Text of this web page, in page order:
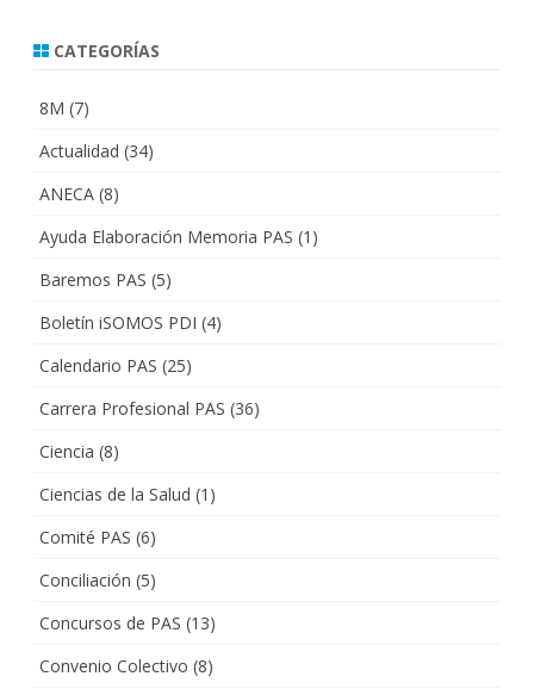
CATEGORÍAS
8M (7)
Actualidad (34)
ANECA (8)
Ayuda Elaboración Memoria PAS (1)
Baremos PAS (5)
Boletín iSOMOS PDI (4)
Calendario PAS (25)
Carrera Profesional PAS (36)
Ciencia (8)
Ciencias de la Salud (1)
Comité PAS (6)
Conciliación (5)
Concursos de PAS (13)
Convenio Colectivo (8)